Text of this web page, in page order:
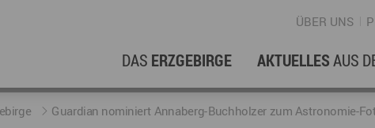
ÜBER UNS
DAS ERZGEBIRGE
WIRTSCHAFTSREGION
AKTUELLESAUS
ERFOLGSGESCHICHTEN
Guardian nominiert Annaberg-Buchholzer zum Astronomie-